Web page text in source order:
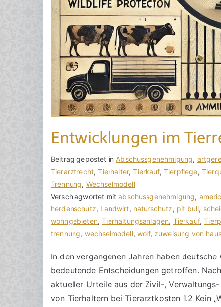
Entwicklungen im
V
o
n
h
o
r
a
R
e
c
h
B
e
i
t
r
a
g
e
r
ö
f
Beitrag gepostet in Abschussgenehmigung,
Tierarztrecht,Tierhalter,Tierkauf, Tierpflege,
Trennung, Wechselmodell
Verschlagwortet mitabschussgenehmigung,
herdenschutz, Landwirt, naturschutz, pit bull,
wohngebieten,Tierhaltungsanlagen, Tierkauf,
trennung, wechselmodell,wolf, zuweisung von
K
e
i
n
e
K
o
m
e
n
t
In den vergangenen Jahren haben
bedeutende Entscheidungen getroffen.
aktueller Urteile aus der Zivil-,
von Tierhaltern bei Tierarztkosten 1.2 Kein